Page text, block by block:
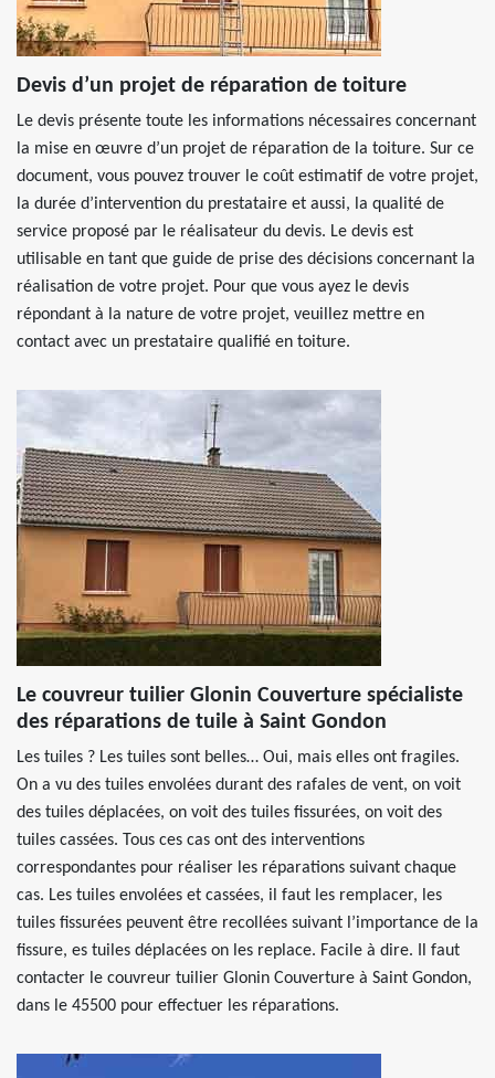
Devis d’un projet de réparation de toiture
Le devis présente toute les informations nécessaires concernant
la mise en œuvre d’un projet de réparation de la toiture. Sur ce
document, vous pouvez trouver le coût estimatif de votre projet,
la durée d’intervention du prestataire et aussi, la qualité de
service proposé par le réalisateur du devis. Le devis est
utilisable en tant que guide de prise des décisions concernant la
réalisation de votre projet. Pour que vous ayez le devis
répondant à la nature de votre projet, veuillez mettre en
contact avec un prestataire qualifié en toiture.
Le couvreur tuilier Glonin Couverture spécialiste
des réparations de tuile à Saint Gondon
Les tuiles ? Les tuiles sont belles… Oui, mais elles ont fragiles.
On a vu des tuiles envolées durant des rafales de vent, on voit
des tuiles déplacées, on voit des tuiles fissurées, on voit des
tuiles cassées. Tous ces cas ont des interventions
correspondantes pour réaliser les réparations suivant chaque
cas. Les tuiles envolées et cassées, il faut les remplacer, les
tuiles fissurées peuvent être recollées suivant l’importance de la
fissure, es tuiles déplacées on les replace. Facile à dire. Il faut
contacter le couvreur tuilier Glonin Couverture à Saint Gondon,
dans le 45500 pour effectuer les réparations.